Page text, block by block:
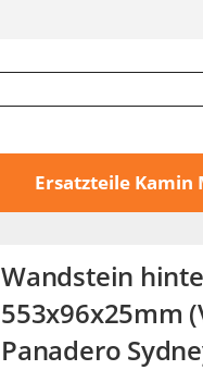
Ersatzteile Kamin
Wandstein
553x96x25mm
Panadero